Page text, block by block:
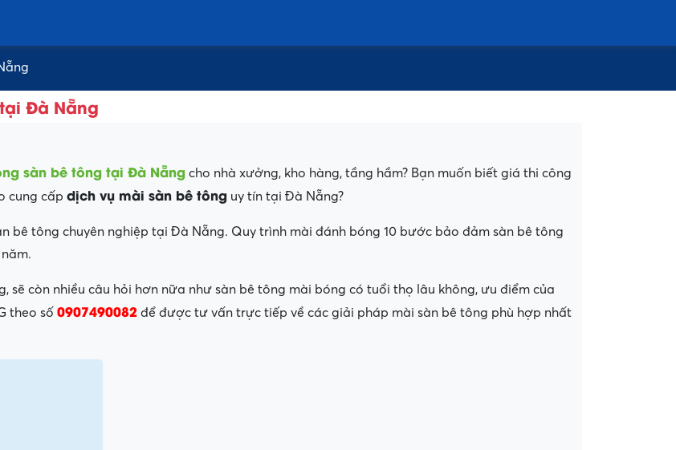
Đà Nẵng
sàn bê tông tại Đà Nẵng cho nhà xưởng, kho hàng, tầng hầm? Bạn muốn biết giá thi công
cung cấp dịch vụ mài sàn bê tông uy tín tại Đà Nẵng?
bê tông chuyên nghiệp tại Đà Nẵng. Quy trình mài đánh bóng 10 bước bảo đảm sàn bê tông
sẽ còn nhiều câu hỏi hơn nữa như sàn bê tông mài bóng có tuổi thọ lâu không, ưu điểm của
theo số 0907490082 để được tư vấn trực tiếp về các giải pháp mài sàn bê tông phù hợp nhất